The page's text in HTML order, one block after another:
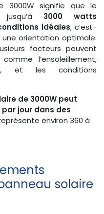
3000W signifie que le
3000 watts
idéales, c’est-
orientation optimale.
facteurs peuvent
l’ensoleillement,
et les conditions
de 3000W peut
par jour dans des
environ 360 à
solaire